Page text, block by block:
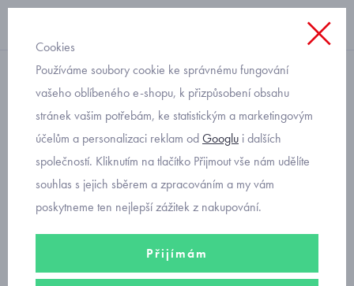
s dlouhým rukávem
rostoucí body s potiskem
pro miminka
Cookies
Používáme soubory cookie ke správnému fungování
vašeho oblíbeného e-shopu, k přizpůsobení obsahu
stránek vašim potřebám, ke statistickým a marketingovým
účelům a personalizaci reklam odGooglu i dalších
společností. Kliknutím na tlačítko Přijmout vše nám udělíte
souhlas s jejich sběrem a zpracováním a my vám
poskytneme ten nejlepší zážitek z nakupování.
Přijímám